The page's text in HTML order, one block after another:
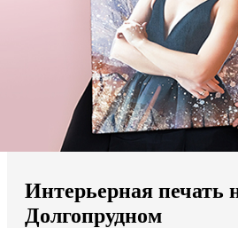
Мы доставляем по всему миру
Продолжить без города
Интерьерная печать
Долгопрудном